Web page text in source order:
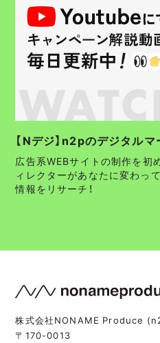
【Nデジ】n2pのデジタル
広告系WEBサイトの制作を初
ィレクターがあなたに変わっ
情報をリサーチ！
株式会社NONAME Produce
〒170-0013